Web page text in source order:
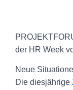
der HR Week
Neue
Die diesjährige